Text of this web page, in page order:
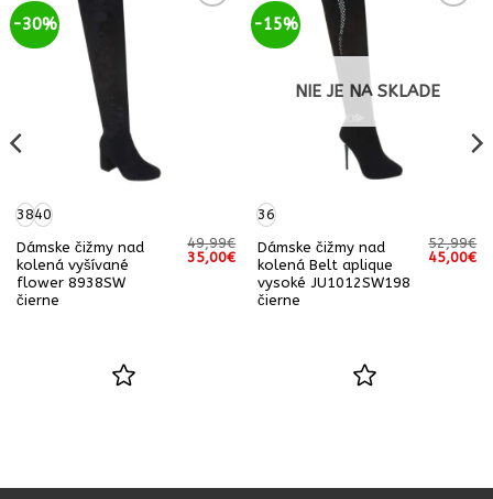
-30%
3840
Dámske čižmy nad
kolená vyšívané
flower 8938SW
čierne
49,99€
Pôvodná
35,00€Aktuálna
cena
35,00€.
-15%
NIE JE NA SKLADE
36
Dámske čižmy nad
kolená Belt aplique
vysoké JU1012SW198
čierne
52,99€
Pôvodná
45,00€